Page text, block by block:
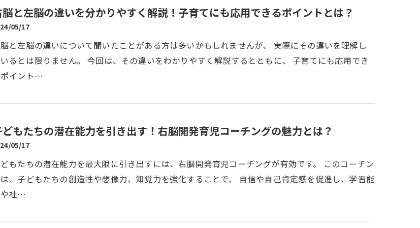
脳と左脳の違いを分かりやすく解説！子育てにも応用できるポイントとは？
05/17
と左脳の違いについて聞いたことがある方は多いかもしれませんが、 実際にその違いを理解し
るとは限りません。 今回は、その違いをわかりやすく解説するとともに、 子育てにも応用でき
イント…
どもたちの潜在能力を引き出す！右脳開発育児コーチングの魅力とは？
05/17
もたちの潜在能力を最大限に引き出すには、右脳開発育児コーチングが有効です。 このコーチン
、子どもたちの創造性や想像力、知覚力を強化することで、 自信や自己肯定感を促進し、学習能
社…